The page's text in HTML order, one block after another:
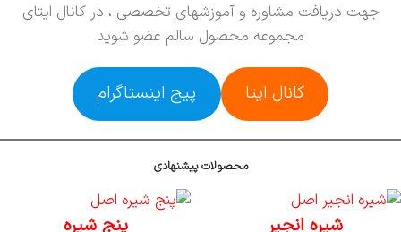
جهت دریافت مشاوره و آموزشهای تخصصی ، در کانال ایتای
مجموعه محصول سالم عضو شوید
کانال ایتا پیج اینستاگرام
محصولات پیشنهادی
شیره انجیر پنج شیره